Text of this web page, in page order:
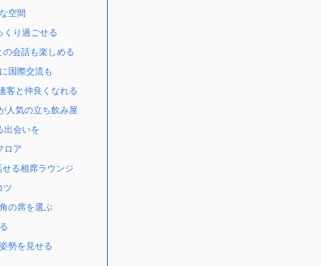
空間
くり過ごせる
会話も楽しめる
国際交流も
客と仲良くなれる
人気の立ち飲み屋
出会いを
ロア
る相席ラウンジ
ツ
の席を選ぶ
勢を見せる